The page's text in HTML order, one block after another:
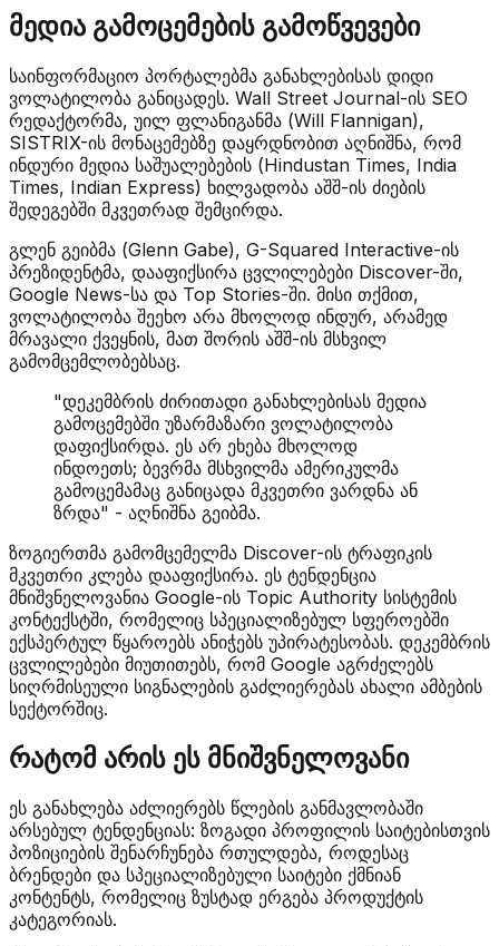
მედია გამოცემების გამოწვევები
საინფორმაციო პორტალებმა განახლებისას დიდი
ვოლატილობა განიცადეს. Wall Street Journal-ის SEO
რედაქტორმა, უილ ფლანიგანმა (Will Flannigan),
SISTRIX-ის მონაცემებზე დაყრდნობით აღნიშნა, რომ
ინდური მედია საშუალებების (Hindustan Times, India
Times, Indian Express) ხილვადობა აშშ-ის ძიების
შედეგებში მკვეთრად შემცირდა.
გლენ გეიბმა (Glenn Gabe), G-Squared Interactive-ის
პრეზიდენტმა, დააფიქსირა ცვლილებები Discover-ში,
Google News-სა და Top Stories-ში. მისი თქმით,
ვოლატილობა შეეხო არა მხოლოდ ინდურ, არამედ
მრავალი ქვეყნის, მათ შორის აშშ-ის მსხვილ
გამომცემლობებსაც.
"დეკემბრის ძირითადი განახლებისას მედია
გამოცემებში უზარმაზარი ვოლატილობა
დაფიქსირდა. ეს არ ეხება მხოლოდ
ინდოეთს; ბევრმა მსხვილმა ამერიკულმა
გამოცემამაც განიცადა მკვეთრი ვარდნა ან
ზრდა" - აღნიშნა გეიბმა.
ზოგიერთმა გამომცემელმა Discover-ის ტრაფიკის
მკვეთრი კლება დააფიქსირა. ეს ტენდენცია
მნიშვნელოვანია Google-ის Topic Authority სისტემის
კონტექსტში, რომელიც სპეციალიზებულ სფეროებში
ექსპერტულ წყაროებს ანიჭებს უპირატესობას. დეკემბრის
ცვლილებები მიუთითებს, რომ Google აგრძელებს
სიღრმისეული სიგნალების გაძლიერებას ახალი ამბების
სექტორშიც.
რატომ არის ეს მნიშვნელოვანი
ეს განახლება აძლიერებს წლების განმავლობაში
არსებულ ტენდენციას: ზოგადი პროფილის საიტებისთვის
პოზიციების შენარჩუნება რთულდება, როდესაც
ბრენდები და სპეციალიზებული საიტები ქმნიან
კონტენტს, რომელიც ზუსტად ერგება პროდუქტის
კატეგორიას.